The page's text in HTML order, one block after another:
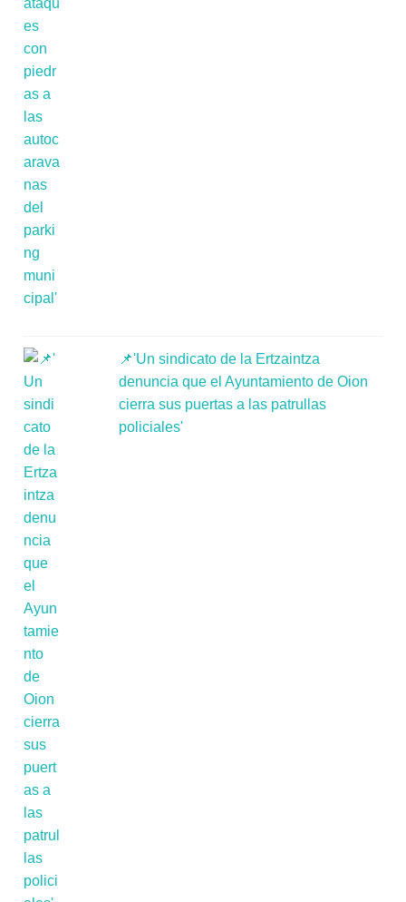
📌'Un sindicato de la Ertzaintza
denuncia que el Ayuntamiento de Oion
cierra sus puertas a las patrullas
policiales'